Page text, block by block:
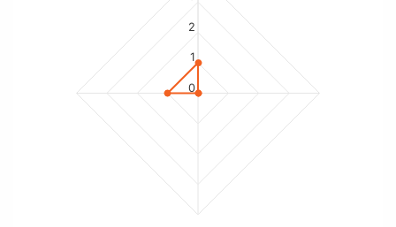
0
1
2